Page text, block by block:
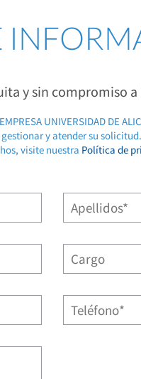
y sin compromiso a
UNIVERSIDAD DE
y atender su
visite nuestra Política de